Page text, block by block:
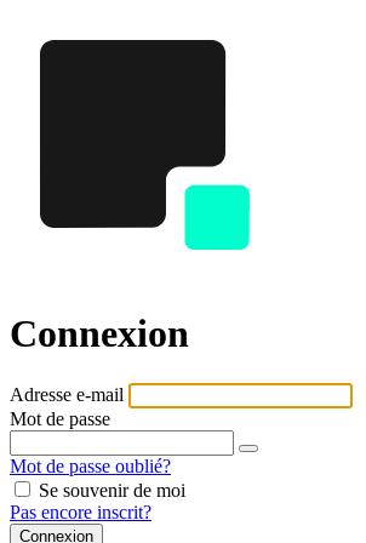
Connexion
Adresse e-mail
Mot de passe
Mot de passe oublié?
Se souvenir de moi
Pas encore inscrit?
Connexion